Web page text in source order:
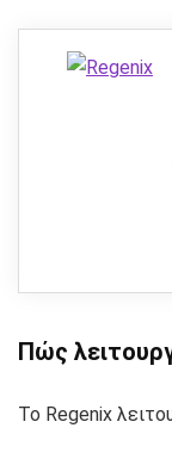
Πώς
Το Regenix